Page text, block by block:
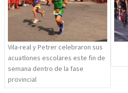
Vila-real y Petrer celebraron sus
acuatlones escolares este fin de
semana dentro de la fase
provincial